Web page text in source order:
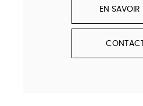
EN SAVOIR